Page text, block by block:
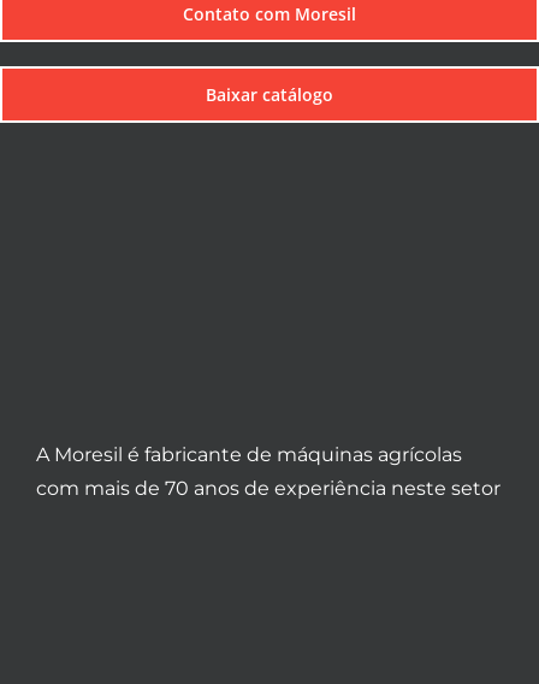
Contato com Moresil
Baixar catálogo
A Moresil é fabricante de máquinas agrícolas
com mais de 70 anos de experiência neste setor